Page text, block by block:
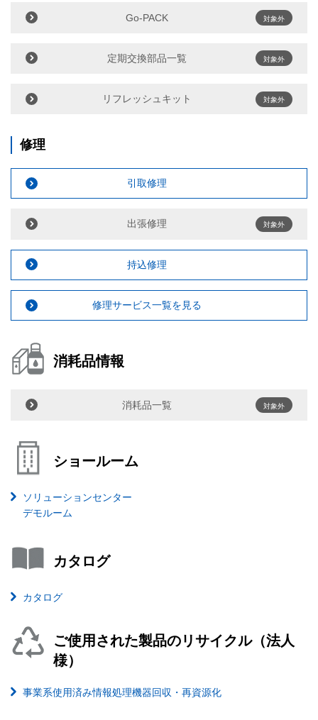
Go-PACK 対象外
定期交換部品一覧 対象外
リフレッシュキット 対象外
修理
引取修理
出張修理 対象外
持込修理
修理サービス一覧を見る
消耗品情報
消耗品一覧 対象外
ショールーム
ソリューションセンター
デモルーム
カタログ
カタログ
ご使用された製品のリサイクル（法人
様）
事業系使用済み情報処理機器回収・再資源化